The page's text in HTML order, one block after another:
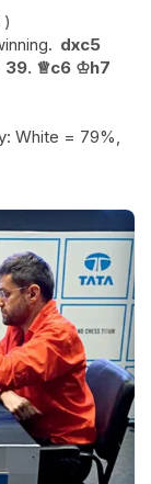
dxc5
39. ♕c6 ♔h7
White = 79%,